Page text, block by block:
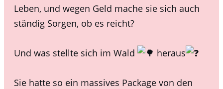
Leben, und wegen Geld mache sie sich auch
ständig Sorgen, ob es reicht?
Und was stellte sich im Wald heraus
Sie hatte so ein massives Package von den